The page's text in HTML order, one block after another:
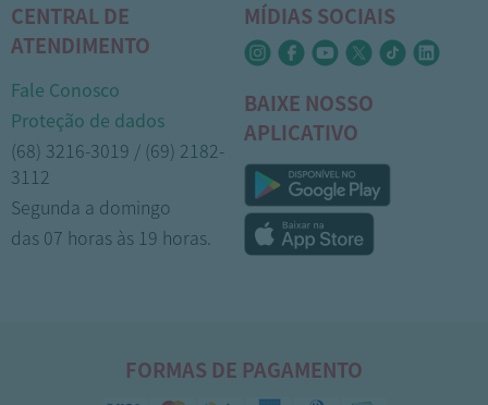
CENTRAL DE
ATENDIMENTO
Fale Conosco
Proteção de dados
(68) 3216-3019 / (69) 2182-
3112
Segunda a domingo
das 07 horas às 19 horas.
MÍDIAS SOCIAIS
BAIXE NOSSO
APLICATIVO
FORMAS DE PAGAMENTO